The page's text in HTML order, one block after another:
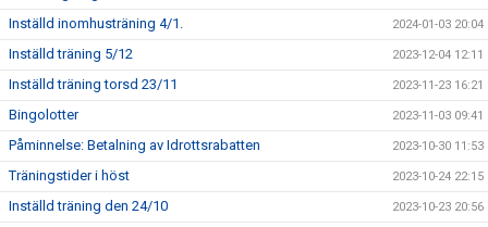
Inställd inomhusträning 4/1. 2024-01-03 20:04
Inställd träning 5/12 2023-12-04 12:11
Inställd träning torsd 23/11 2023-11-23 16:21
Bingolotter 2023-11-03 09:41
Påminnelse: Betalning av Idrottsrabatten 2023-10-30 11:53
Träningstider i höst 2023-10-24 22:15
Inställd träning den 24/10 2023-10-23 20:56